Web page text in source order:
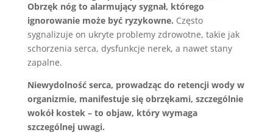
Obrzęk nóg to alarmujący sygnał, którego
ignorowanie może być ryzykowne. Często
sygnalizuje on ukryte problemy zdrowotne, takie jak
schorzenia serca, dysfunkcje nerek, a nawet stany
zapalne.
Niewydolność serca, prowadząc do retencji wody w
organizmie, manifestuje się obrzękami, szczególnie
wokół kostek – to objaw, który wymaga
szczególnej uwagi.